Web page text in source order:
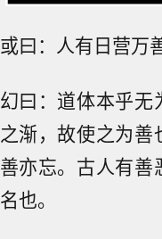
或曰：人有日营万
幻曰：道体本乎
之渐，故使之为
善亦忘。古人有
名也。